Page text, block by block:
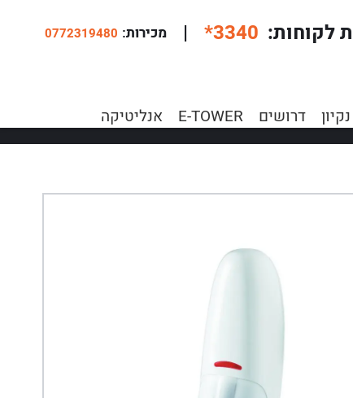
נקיון דרושים E-TOWER אנליטיקה
*3340 לקוחות |
0772319480 :מכירות